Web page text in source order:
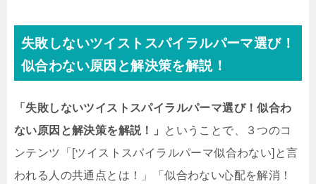
失敗しないツイストスパイラルパーマ選び！
似合わない原因と解決策を解説！
「失敗しないツイストスパイラルパーマ選び！似合わ
ない原因と解決策を解説！」
ということで、３つのコ
ンテンツ「[ツイストスパイラルパーマ似合わない]と言
われる人の共通点とは！」「似合わない心配を解消！